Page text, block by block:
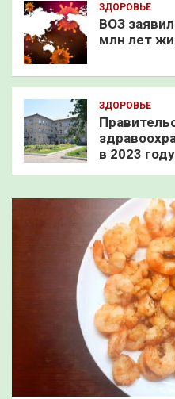
ЗДОРОВЬЕ
ВОЗ
млн лет
ЗДОРОВЬЕ
в 2023